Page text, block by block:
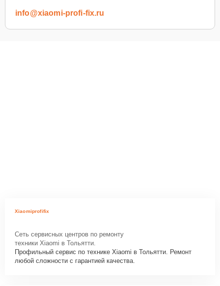
info@xiaomi-profi-fix.ru
Xiaomiprofifix
Сеть сервисных центров по ремонту
техники Xiaomi в Тольятти.
Профильный сервис по технике Xiaomi в Тольятти. Ремонт
любой сложности с гарантией качества.